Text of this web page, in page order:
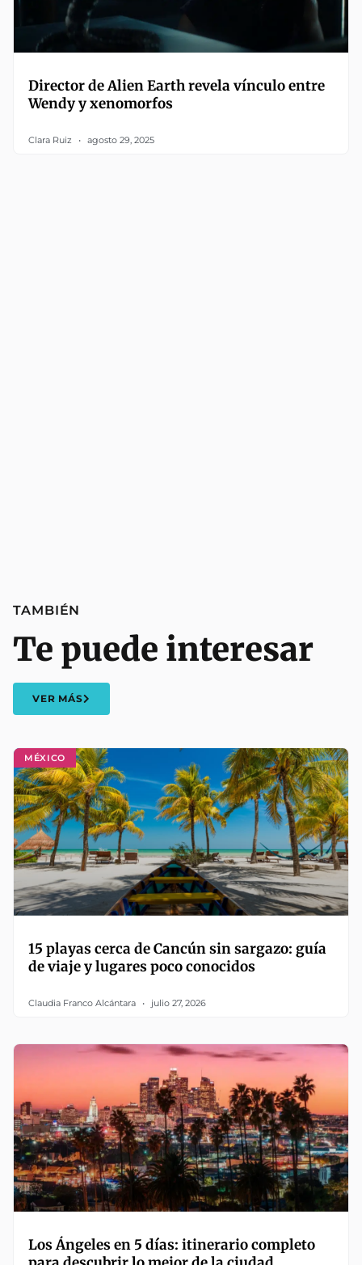
Director de Alien Earth revela vínculo entre
Wendy y xenomorfos
Clara Ruiz agosto 29, 2025
MÉXICO
15 playas cerca de Cancún sin sargazo: guía
de viaje y lugares poco conocidos
Claudia Franco Alcántara julio 27, 2026
Los Ángeles en 5 días: itinerario completo
TAMBIÉN
Te puede interesar
VER MÁS